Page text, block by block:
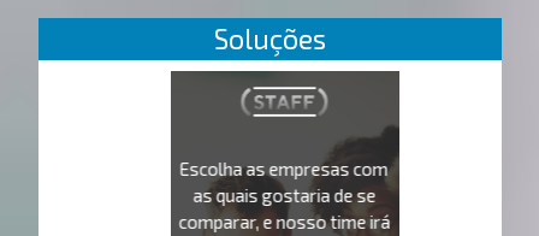
Soluções
Escolha as empresas com
as quais gostaria de se
comparar, e nosso time irá